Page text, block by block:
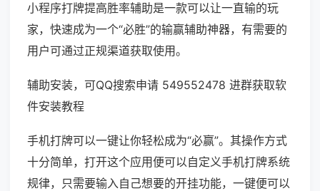
小程序打牌提高胜率辅助是一款可以让一直输的玩
家，快速成为一个“必胜”的输赢辅助神器，有需要的
用户可通过正规渠道获取使用。
辅助安装，可QQ搜索申请 549552478 进群获取软
件安装教程
手机打牌可以一键让你轻松成为“必赢”。其操作方式
十分简单，打开这个应用便可以自定义手机打牌系统
规律，只需要输入自己想要的开挂功能，一键便可以